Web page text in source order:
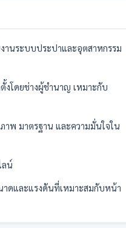
านระบบประปาและอุตสาหกรรม
งโดยช่างผู้ชำนาญ เหมาะกับ
พ มาตรฐาน และความมั่นใจใน
ลน์
ดและแรงดันที่เหมาะสมกับหน้า